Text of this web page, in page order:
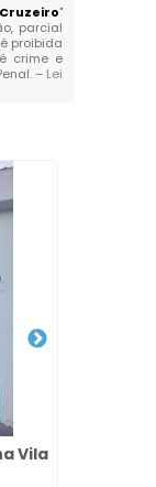
"
parcial
proibida
crime e
– Lei
Vila